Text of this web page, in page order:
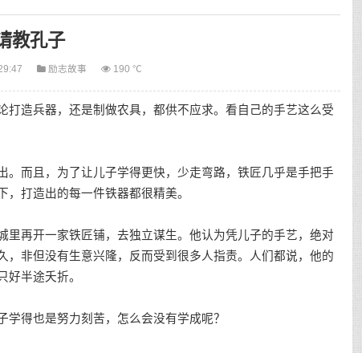
教孔子
励志故事 190 ℃
造兵器，还是制做农具，都供不应求。看自己的手艺这么受
而且，为了让儿子学得更快，少走弯路，铁匠几乎是手把手
打造出的每一件铁器都很精美。
再开一家铁匠铺，去独立谋生。他认为凭儿子的手艺，绝对
非但没有生意兴隆，反而受到很多人指责。人们都说，他的
好半途夭折。
得也是努力刻苦，怎么会没有学成呢？